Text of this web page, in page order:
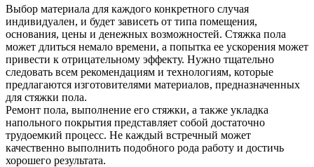
Выбор материала для каждого конкретного случая
индивидуален, и будет зависеть от типа помещения,
основания, цены и денежных возможностей. Стяжка пола
может длиться немало времени, а попытка ее ускорения может
привести к отрицательному эффекту. Нужно тщательно
следовать всем рекомендациям и технологиям, которые
предлагаются изготовителями материалов, предназначенных
для стяжки пола.
Ремонт пола, выполнение его стяжки, а также укладка
напольного покрытия представляет собой достаточно
трудоемкий процесс. Не каждый встречный может
качественно выполнить подобного рода работу и достичь
хорошего результата.